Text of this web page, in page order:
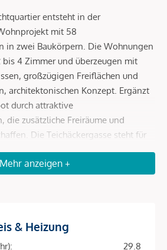
entsteht in der
mit 58
in zwei Baukörpern. Die Wohnungen
bis 4 Zimmer und überzeugen mit
großzügigen Freiflächen und
architektonischen Konzept. Ergänzt
durch attraktive
die zusätzliche Freiräume und
Die Teichäckergasse steht für
Freiraum und besonderem
an das Stadtwäldchen entsteht ein
und helle Wohnräume
Mehr anzeigen +
& Heizung
29.8